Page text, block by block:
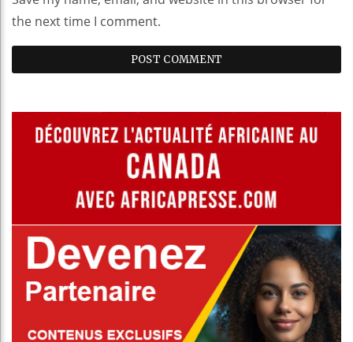
the next time I comment.